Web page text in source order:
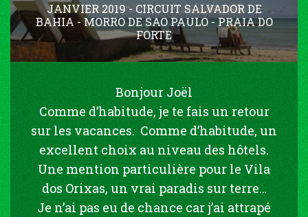
JANVIER 2019 - CIRCUIT SALVADOR DE
BAHIA - MORRO DE SAO PAULO - PRAIA DO
FORTE
Bonjour Joël
Comme d’habitude, je te fais un retour
sur les vacances. Comme d’habitude, un
excellent choix au niveau des hôtels.
Une mention particulière pour le Vila
dos Orixas, un vrai paradis sur terre…
Je n’ai pas eu de chance car j’ai attrapé